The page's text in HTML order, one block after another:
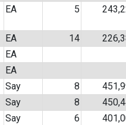
EA 5
EA 14
EA
EA
Say 8
Say 8
Say 6